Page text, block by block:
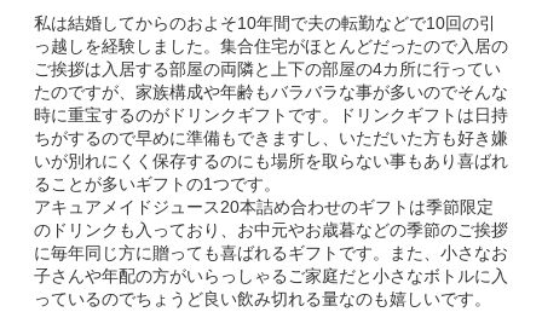
私は結婚してからのおよそ10年間で夫の転勤などで10回の引
っ越しを経験しました。集合住宅がほとんどだったので入居の
ご挨拶は入居する部屋の両隣と上下の部屋の4カ所に行ってい
たのですが、家族構成や年齢もバラバラな事が多いのでそんな
時に重宝するのがドリンクギフトです。ドリンクギフトは日持
ちがするので早めに準備もできますし、いただいた方も好き嫌
いが別れにくく保存するのにも場所を取らない事もあり喜ばれ
ることが多いギフトの1つです。
アキュアメイドジュース20本詰め合わせのギフトは季節限定
のドリンクも入っており、お中元やお歳暮などの季節のご挨拶
に毎年同じ方に贈っても喜ばれるギフトです。また、小さなお
子さんや年配の方がいらっしゃるご家庭だと小さなボトルに入
っているのでちょうど良い飲み切れる量なのも嬉しいです。